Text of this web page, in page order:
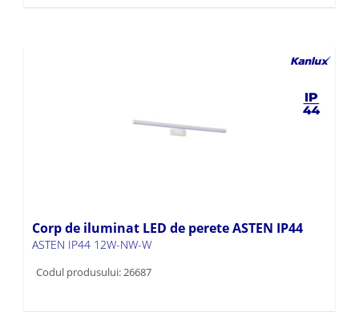
Corp de iluminat LED de perete ASTEN IP44
ASTEN IP44 12W-NW-W
Codul produsului: 26687